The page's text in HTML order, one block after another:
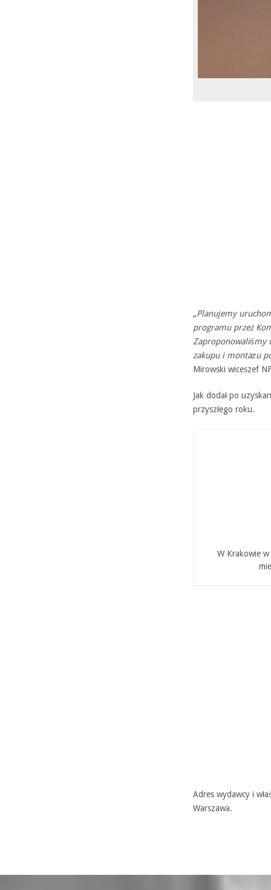
„Planujemy
programu przez
Zaproponowaliśmy
zakupu i montażu
Mirowski wiceszef
Jak dodał po
przyszłego roku.
W Krakowie
Adres wydawcy i
Warszawa.